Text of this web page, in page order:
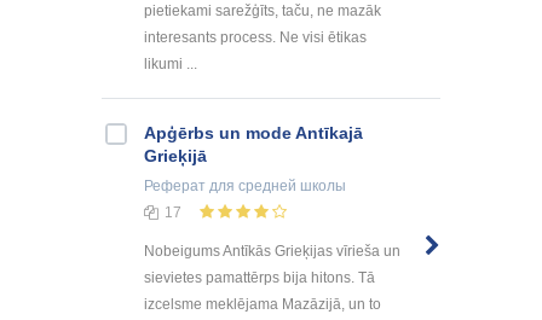
pietiekami sarežģīts, taču, ne mazāk
interesants process. Ne visi ētikas
likumi ...
Apģērbs un mode Antīkajā
Grieķijā
Реферат для средней школы
17
Nobeigums Antīkās Grieķijas vīrieša un
sievietes pamattērps bija hitons. Tā
izcelsme meklējama Mazāzijā, un to